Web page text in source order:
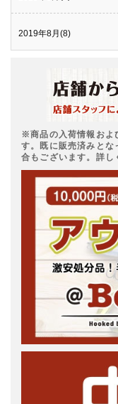
2019年8月(8)
※商品の入荷情報およ
す。既に販売済みとな
合もございます。詳し